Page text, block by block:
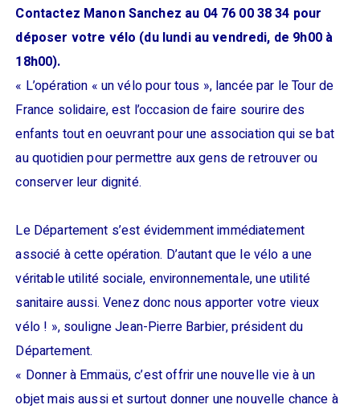
Contactez Manon Sanchez au 04 76 00 38 34 pour
déposer votre vélo (du lundi au vendredi, de 9h00 à
18h00).
« L’opération « un vélo pour tous », lancée par le Tour de
France solidaire, est l’occasion de faire sourire des
enfants tout en oeuvrant pour une association qui se bat
au quotidien pour permettre aux gens de retrouver ou
conserver leur dignité.
Le Département s’est évidemment immédiatement
associé à cette opération. D’autant que le vélo a une
véritable utilité sociale, environnementale, une utilité
sanitaire aussi. Venez donc nous apporter votre vieux
vélo ! », souligne Jean-Pierre Barbier, président du
Département.
« Donner à Emmaüs, c’est offrir une nouvelle vie à un
objet mais aussi et surtout donner une nouvelle chance à